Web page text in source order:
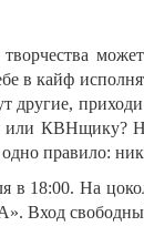
в кайф
другие,
или КВНщику?
одно правило:
в 18:00. На
Вход свободный